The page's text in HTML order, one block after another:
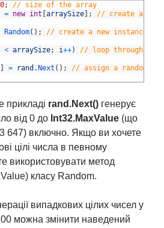
;
// size of the array
= new int [arraySize ; // create an
Random( ) ; // create a new instance of
< arraySize; i++)
// loop through the
= rand . Next ( ) ;
// assign a random
прикладі rand.Next() генерує
від 0 до Int32.MaxValue (що
647) включно. Якщо ви хочете
цілі числа в певному
використовувати метод
класу Random.
випадкових цілих чисел у
можна змінити наведений